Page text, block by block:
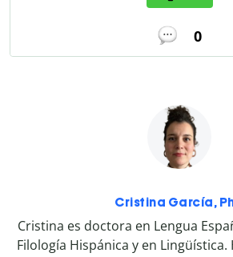
0
Cristina García,
Cristina es doctora en Lengua
Filología Hispánica y en